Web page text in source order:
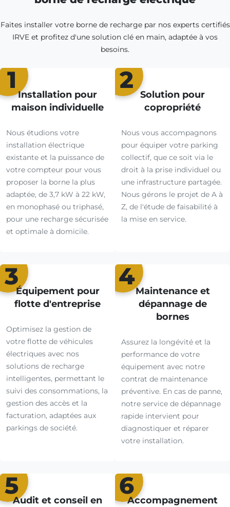
Faites installer votre borne de recharge par nos experts certifiés
IRVE et profitez d'une solution clé en main, adaptée à vos
besoins.
1
Installation pour
maison individuelle
Nous étudions votre
installation électrique
existante et la puissance de
votre compteur pour vous
proposer la borne la plus
adaptée, de 3,7 kW à 22 kW,
en monophasé ou triphasé,
pour une recharge sécurisée
et optimale à domicile.
2
Solution pour
copropriété
Nous vous accompagnons
pour équiper votre parking
collectif, que ce soit via le
droit à la prise individuel ou
une infrastructure partagée.
Nous gérons le projet de A à
Z, de l'étude de faisabilité à
la mise en service.
3
Équipement pour
flotte d'entreprise
Optimisez la gestion de
votre flotte de véhicules
électriques avec nos
solutions de recharge
intelligentes, permettant le
suivi des consommations, la
gestion des accès et la
facturation, adaptées aux
parkings de société.
4
Maintenance et
dépannage de
bornes
Assurez la longévité et la
performance de votre
équipement avec notre
contrat de maintenance
préventive. En cas de panne,
notre service de dépannage
rapide intervient pour
diagnostiquer et réparer
votre installation.
5
Audit et conseil en
6
Accompagnement